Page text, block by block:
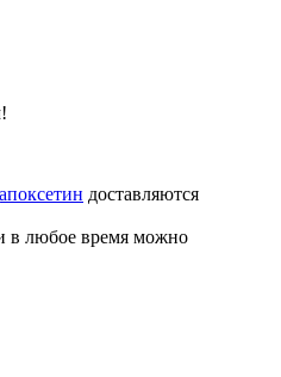
доставляются
в любое время можно